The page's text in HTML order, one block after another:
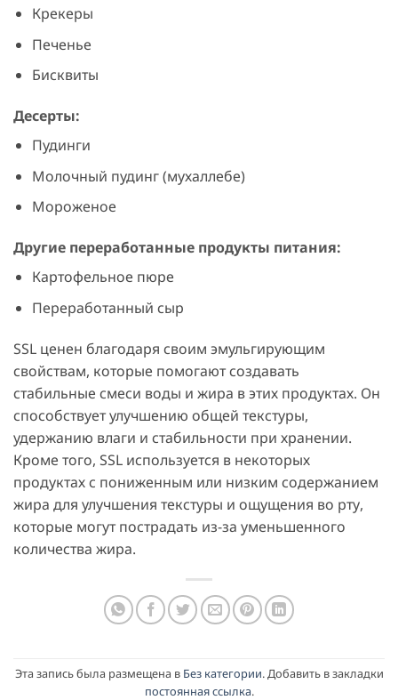
Крекеры
Печенье
Бисквиты
Десерты:
Пудинги
Молочный пудинг (мухаллебе)
Мороженое
Другие переработанные продукты питания:
Картофельное пюре
Переработанный сыр
SSL ценен благодаря своим эмульгирующим
свойствам, которые помогают создавать
стабильные смеси воды и жира в этих продуктах. Он
способствует улучшению общей текстуры,
удержанию влаги и стабильности при хранении.
Кроме того, SSL используется в некоторых
продуктах с пониженным или низким содержанием
жира для улучшения текстуры и ощущения во рту,
которые могут пострадать из-за уменьшенного
количества жира.
Эта запись была размещена в Без категории. Добавить в закладки
постоянная ссылка.